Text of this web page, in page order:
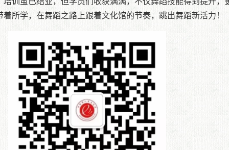
着所学，在舞蹈之路上跟着文化馆的节奏，跳出舞蹈新活力！